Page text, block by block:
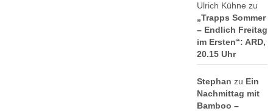
Ulrich Kühne zu
„Trapps Sommer
– Endlich Freitag
im Ersten“: ARD,
20.15 Uhr
Stephan zu Ein
Nachmittag mit
Bamboo –